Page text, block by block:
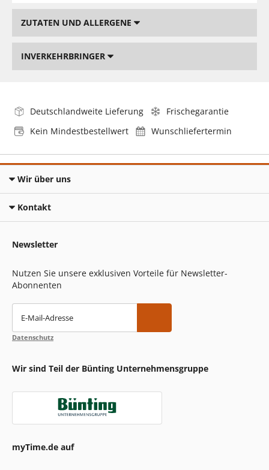
ZUTATEN UND ALLERGENE
INVERKEHRBRINGER
Deutschlandweite Lieferung
Frischegarantie
Kein Mindestbestellwert
Wunschliefertermin
Wir über uns
Kontakt
Newsletter
Nutzen Sie unsere exklusiven Vorteile für Newsletter-
Abonnenten
E-Mail-Adresse
Datenschutz
Wir sind Teil der Bünting Unternehmensgruppe
myTime.de auf